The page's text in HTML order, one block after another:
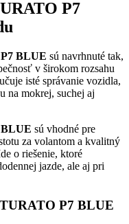
P7
BLUE sú navrhnuté tak,
v širokom rozsahu
isté správanie vozidla,
na mokrej, suchej aj
sú vhodné pre
za volantom a kvalitný
o riešenie, ktoré
jazde, ale aj pri
P7 BLUE